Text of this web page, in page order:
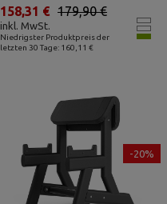
Niedrigster Produktpreis der
letzten 30 Tage: 160,11 €
179,90 €
158,31 €
inkl. MwSt.
-20%